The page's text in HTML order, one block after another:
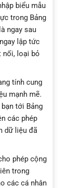
biểu mẫu
trong Bảng
ngay sau
lập tức
nối, loại bỏ
tính cung
mạnh mẽ.
tới Bảng
các phép
dữ liệu đã
phép cộng
trong
các cá nhân